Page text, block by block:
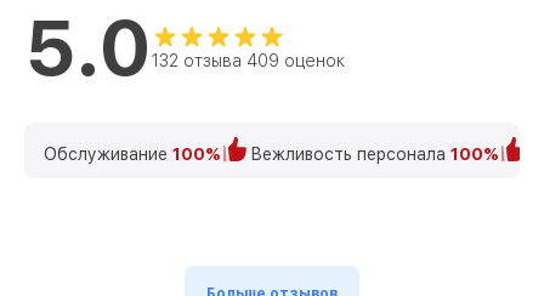
5.0 132 отзыва 409 оценок
Обслуживание 100% Вежливость персонала 100%